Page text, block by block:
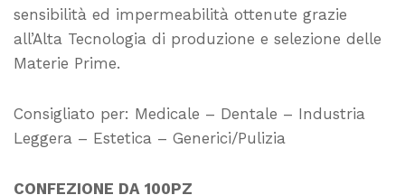
sensibilità ed impermeabilità ottenute grazie
all’Alta Tecnologia di produzione e selezione delle
Materie Prime.
Consigliato per: Medicale – Dentale – Industria
Leggera – Estetica – Generici/Pulizia
CONFEZIONE DA 100PZ